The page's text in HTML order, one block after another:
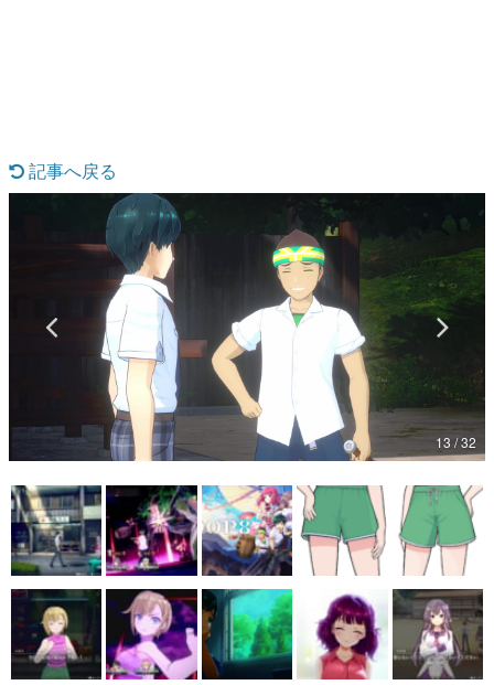
特集記事
アプリレビュー
その他
電ファミニコゲーマーとは？
運営：株式会社マレ
記事へ戻る
13 / 32